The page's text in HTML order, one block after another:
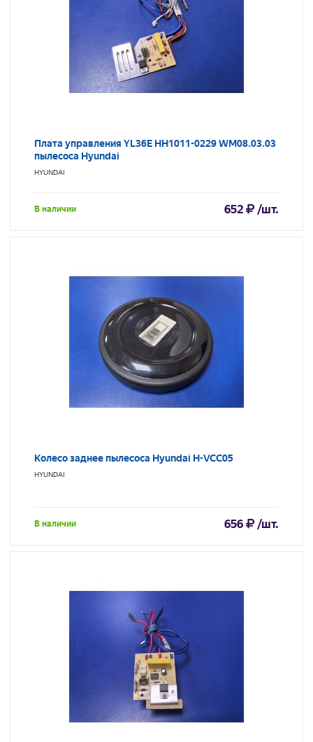
Плата управления YL36E HH1011-0229 WM08.03.03
пылесоса Hyundai
HYUNDAI
В наличии 652 /шт.
Колесо заднее пылесоса Hyundai H-VCC05
HYUNDAI
В наличии 656 /шт.